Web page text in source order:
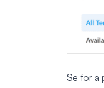
Se for a